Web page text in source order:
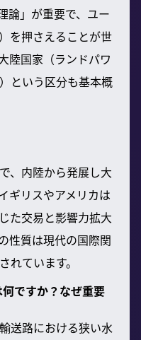
論」が重要で、ユー
を押さえることが世
陸国家（ランドパワ
という区分も基本概
、内陸から発展し大
ギリスやアメリカは
た交易と影響力拡大
性質は現代の国際関
れています。
ですか？なぜ重要
送路における狭い水